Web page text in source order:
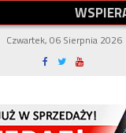
WSPIER
Czwartek, 06 Sierpnia 2026